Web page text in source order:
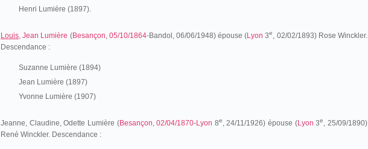
Henri Lumière (1897).
Louis, Jean Lumière (Besançon, 05/10/1864-Bandol, 06/06/1948) épouse (Lyon 3e, 02/02/1893) Rose Winckler.
Descendance :
Suzanne Lumière (1894)
Jean Lumière (1897)
Yvonne Lumière (1907)
Jeanne, Claudine, Odette Lumière (Besançon, 02/04/1870-Lyon 8e, 24/11/1926) épouse (Lyon 3e, 25/09/1890)
René Winckler. Descendance :